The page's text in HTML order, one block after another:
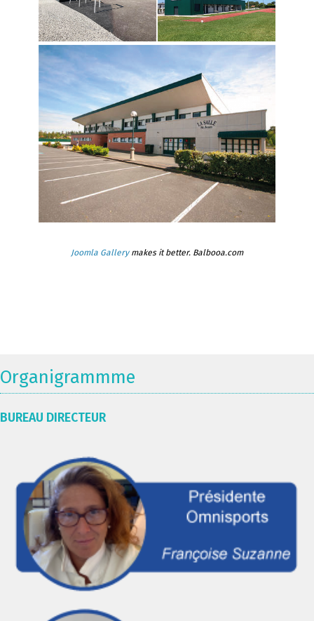
Joomla Gallerymakes it better. Balbooa.com
Organigrammme
BUREAU DIRECTEUR